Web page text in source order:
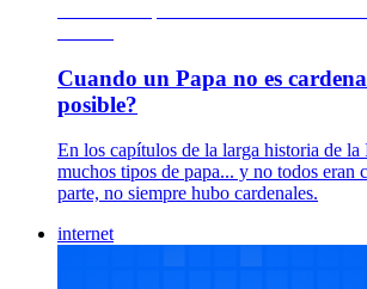
Cuando un Papa no es
posible?
En los capítulos de la larga historia de la
muchos tipos de papa... y no todos eran
parte, no siempre hubo cardenales.
internet